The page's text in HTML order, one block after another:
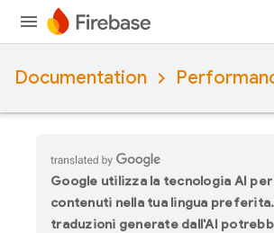
Documentation
Google utilizza la tecnologia AI
contenuti nella tua lingua
traduzioni generate dall'AI